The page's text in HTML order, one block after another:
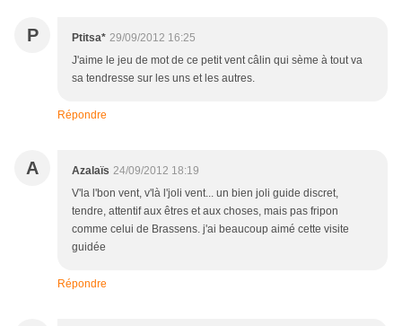
P Ptitsa* 29/09/2012 16:25
J'aime le jeu de mot de ce petit vent câlin qui sème à tout va
sa tendresse sur les uns et les autres.
Répondre
A Azalaïs 24/09/2012 18:19
V'la l'bon vent, v'là l'joli vent... un bien joli guide discret,
tendre, attentif aux êtres et aux choses, mais pas fripon
comme celui de Brassens. j'ai beaucoup aimé cette visite
guidée
Répondre